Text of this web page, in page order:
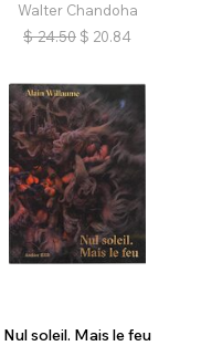
Walter Chandoha
$ 24.50 $ 20.84
Nul soleil. Mais le feu